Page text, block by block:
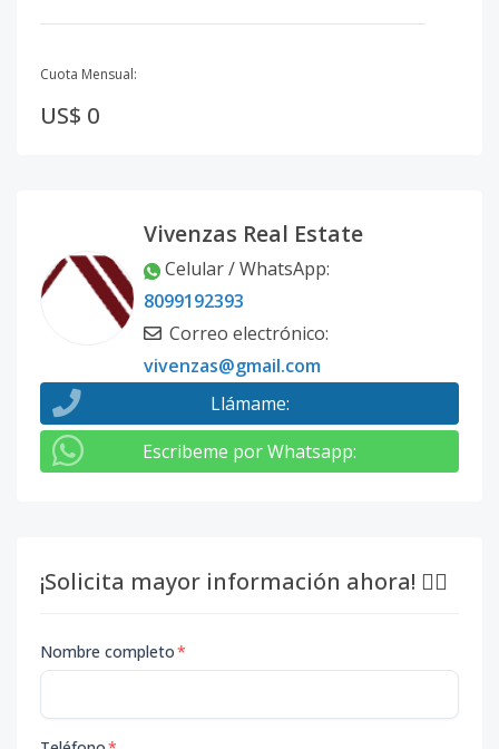
Cuota Mensual:
US$ 0
Vivenzas Real Estate
Celular / WhatsApp:
8099192393
Correo electrónico:
vivenzas@gmail.com
Llámame:
Escribeme por Whatsapp:
¡Solicita mayor información ahora! 👇🏽
Nombre completo*